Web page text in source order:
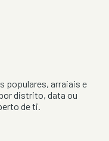
populares, arraiais e
distrito, data ou
de ti.